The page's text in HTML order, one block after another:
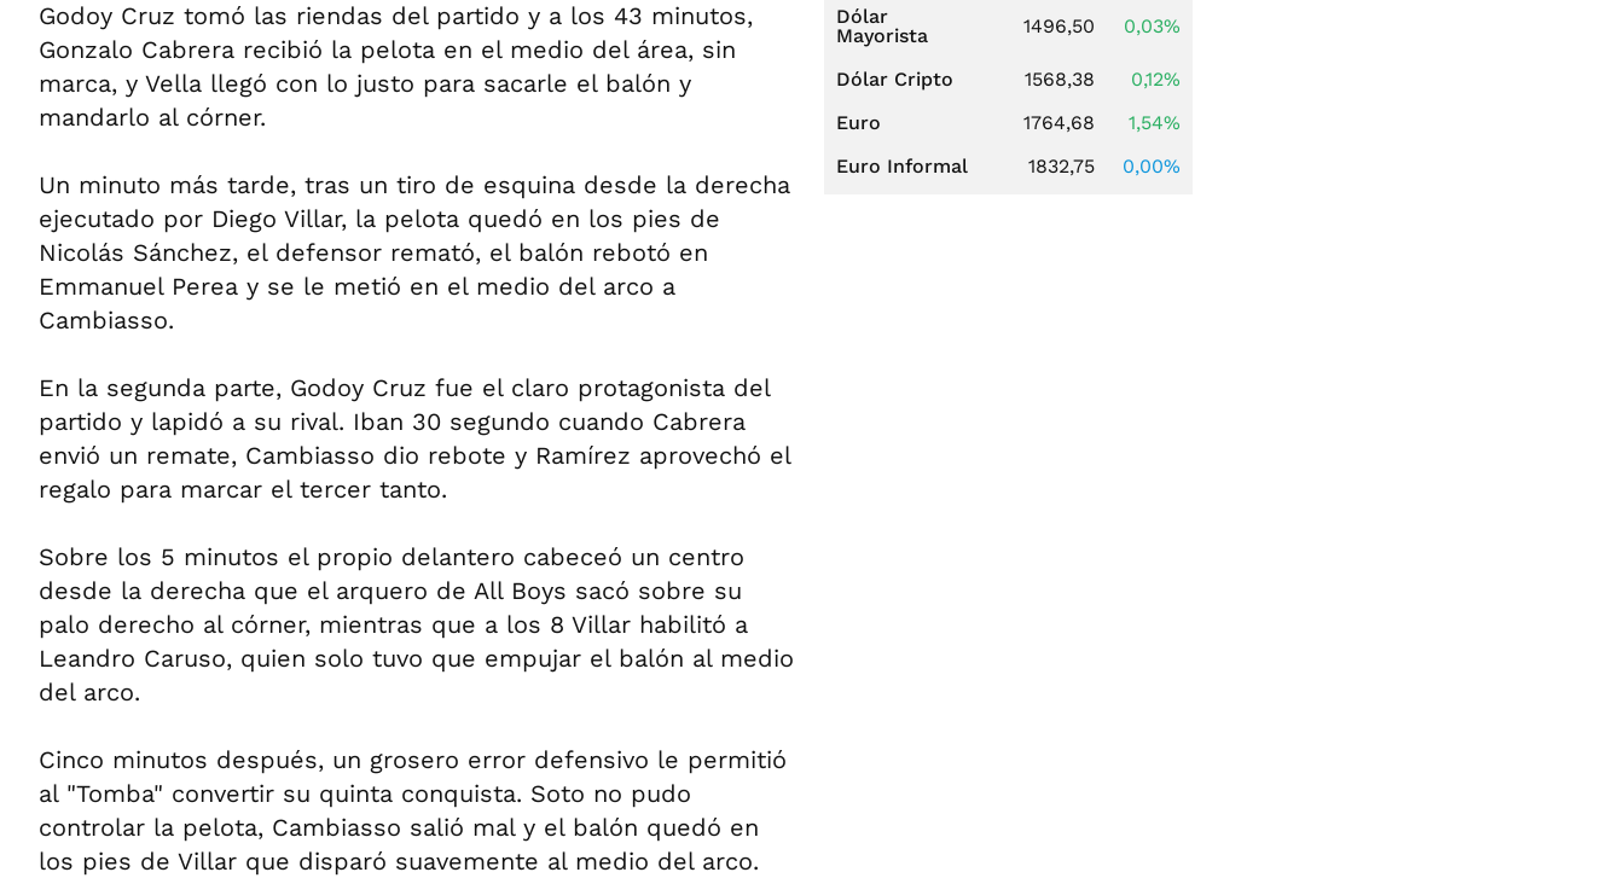
Godoy Cruz tomó las riendas del partido y a los 43 minutos,
Gonzalo Cabrera recibió la pelota en el medio del área, sin
marca, y Vella llegó con lo justo para sacarle el balón y
mandarlo al córner.
Un minuto más tarde, tras un tiro de esquina desde la derecha
ejecutado por Diego Villar, la pelota quedó en los pies de
Nicolás Sánchez, el defensor remató, el balón rebotó en
Emmanuel Perea y se le metió en el medio del arco a
Cambiasso.
En la segunda parte, Godoy Cruz fue el claro protagonista del
partido y lapidó a su rival. Iban 30 segundo cuando Cabrera
envió un remate, Cambiasso dio rebote y Ramírez aprovechó el
regalo para marcar el tercer tanto.
Sobre los 5 minutos el propio delantero cabeceó un centro
desde la derecha que el arquero de All Boys sacó sobre su
palo derecho al córner, mientras que a los 8 Villar habilitó a
Leandro Caruso, quien solo tuvo que empujar el balón al medio
del arco.
Cinco minutos después, un grosero error defensivo le permitió
al "Tomba" convertir su quinta conquista. Soto no pudo
controlar la pelota, Cambiasso salió mal y el balón quedó en
los pies de Villar que disparó suavemente al medio del arco.
Dólar
Mayorista
1496,50 0,03%
Dólar Cripto 1568,38
0,12%
Euro
1764,68
1,54%
Euro Informal
1832,75 0,00%